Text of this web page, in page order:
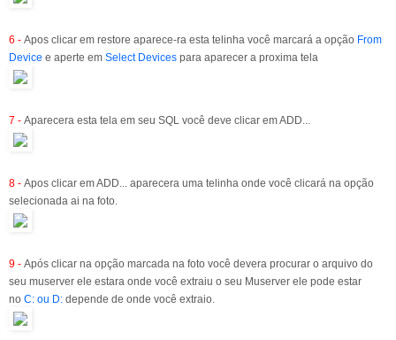
6 - Apos clicar em restore aparece-ra esta telinha você marcará a opção From
Device e aperte em Select Devices para aparecer a proxima tela
7 - Aparecera esta tela em seu SQL você deve clicar em ADD...
8 - Apos clicar em ADD... aparecera uma telinha onde você clicará na opção
selecionada ai na foto.
9 - Após clicar na opção marcada na foto você devera procurar o arquivo do
seu muserver ele estara onde você extraiu o seu Muserver ele pode estar
no C: ou D: depende de onde você extraio.